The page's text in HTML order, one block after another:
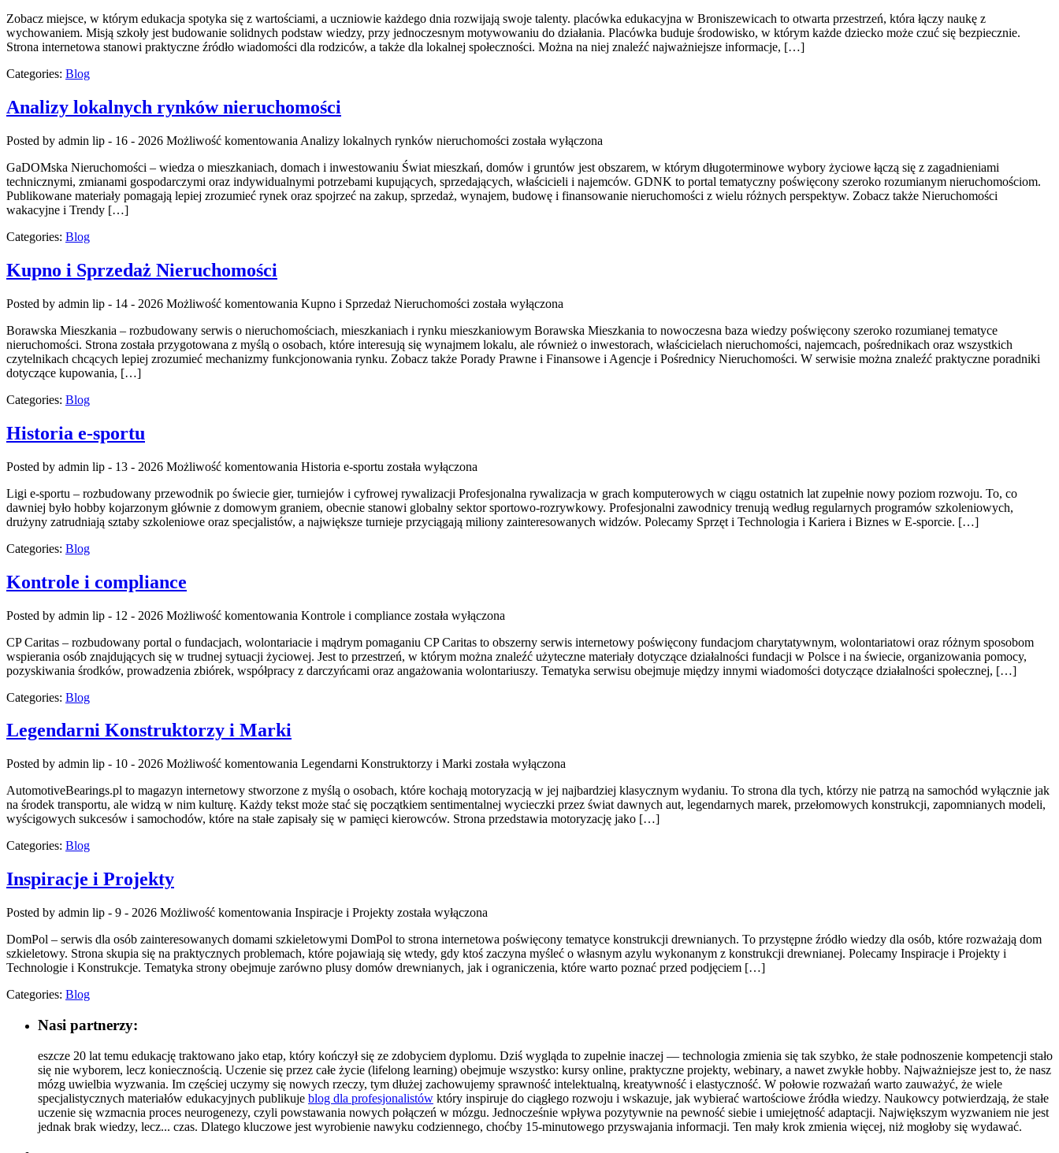
Zobacz miejsce, w którym edukacja spotyka się z wartościami, a uczniowie każdego dnia rozwijają swoje talenty. placówka edukacyjna w Broniszewicach to otwarta przestrzeń, która łączy naukę z
wychowaniem. Misją szkoły jest budowanie solidnych podstaw wiedzy, przy jednoczesnym motywowaniu do działania. Placówka buduje środowisko, w którym każde dziecko może czuć się bezpiecznie.
Strona internetowa stanowi praktyczne źródło wiadomości dla rodziców, a także dla lokalnej społeczności. Można na niej znaleźć najważniejsze informacje, […]
Categories: Blog
Analizy lokalnych rynków nieruchomości
Posted by admin lip - 16 - 2026 Możliwość komentowania Analizy lokalnych rynków nieruchomości została wyłączona
GaDOMska Nieruchomości – wiedza o mieszkaniach, domach i inwestowaniu Świat mieszkań, domów i gruntów jest obszarem, w którym długoterminowe wybory życiowe łączą się z zagadnieniami
technicznymi, zmianami gospodarczymi oraz indywidualnymi potrzebami kupujących, sprzedających, właścicieli i najemców. GDNK to portal tematyczny poświęcony szeroko rozumianym nieruchomościom.
Publikowane materiały pomagają lepiej zrozumieć rynek oraz spojrzeć na zakup, sprzedaż, wynajem, budowę i finansowanie nieruchomości z wielu różnych perspektyw. Zobacz także Nieruchomości
wakacyjne i Trendy […]
Categories: Blog
Kupno i Sprzedaż Nieruchomości
Posted by admin lip - 14 - 2026 Możliwość komentowania Kupno i Sprzedaż Nieruchomości została wyłączona
Borawska Mieszkania – rozbudowany serwis o nieruchomościach, mieszkaniach i rynku mieszkaniowym Borawska Mieszkania to nowoczesna baza wiedzy poświęcony szeroko rozumianej tematyce
nieruchomości. Strona została przygotowana z myślą o osobach, które interesują się wynajmem lokalu, ale również o inwestorach, właścicielach nieruchomości, najemcach, pośrednikach oraz wszystkich
czytelnikach chcących lepiej zrozumieć mechanizmy funkcjonowania rynku. Zobacz także Porady Prawne i Finansowe i Agencje i Pośrednicy Nieruchomości. W serwisie można znaleźć praktyczne poradniki
dotyczące kupowania, […]
Categories: Blog
Historia e-sportu
Posted by admin lip - 13 - 2026 Możliwość komentowania Historia e-sportu została wyłączona
Ligi e-sportu – rozbudowany przewodnik po świecie gier, turniejów i cyfrowej rywalizacji Profesjonalna rywalizacja w grach komputerowych w ciągu ostatnich lat zupełnie nowy poziom rozwoju. To, co
dawniej było hobby kojarzonym głównie z domowym graniem, obecnie stanowi globalny sektor sportowo-rozrywkowy. Profesjonalni zawodnicy trenują według regularnych programów szkoleniowych,
drużyny zatrudniają sztaby szkoleniowe oraz specjalistów, a największe turnieje przyciągają miliony zainteresowanych widzów. Polecamy Sprzęt i Technologia i Kariera i Biznes w E-sporcie. […]
Categories: Blog
Kontrole i compliance
Posted by admin lip - 12 - 2026 Możliwość komentowania Kontrole i compliance została wyłączona
CP Caritas – rozbudowany portal o fundacjach, wolontariacie i mądrym pomaganiu CP Caritas to obszerny serwis internetowy poświęcony fundacjom charytatywnym, wolontariatowi oraz różnym sposobom
wspierania osób znajdujących się w trudnej sytuacji życiowej. Jest to przestrzeń, w którym można znaleźć użyteczne materiały dotyczące działalności fundacji w Polsce i na świecie, organizowania pomocy,
pozyskiwania środków, prowadzenia zbiórek, współpracy z darczyńcami oraz angażowania wolontariuszy. Tematyka serwisu obejmuje między innymi wiadomości dotyczące działalności społecznej, […]
Categories: Blog
Legendarni Konstruktorzy i Marki
Posted by admin lip - 10 - 2026 Możliwość komentowania Legendarni Konstruktorzy i Marki została wyłączona
AutomotiveBearings.pl to magazyn internetowy stworzone z myślą o osobach, które kochają motoryzacją w jej najbardziej klasycznym wydaniu. To strona dla tych, którzy nie patrzą na samochód wyłącznie jak
na środek transportu, ale widzą w nim kulturę. Każdy tekst może stać się początkiem sentimentalnej wycieczki przez świat dawnych aut, legendarnych marek, przełomowych konstrukcji, zapomnianych modeli,
wyścigowych sukcesów i samochodów, które na stałe zapisały się w pamięci kierowców. Strona przedstawia motoryzację jako […]
Categories: Blog
Inspiracje i Projekty
Posted by admin lip - 9 - 2026 Możliwość komentowania Inspiracje i Projekty została wyłączona
DomPol – serwis dla osób zainteresowanych domami szkieletowymi DomPol to strona internetowa poświęcony tematyce konstrukcji drewnianych. To przystępne źródło wiedzy dla osób, które rozważają dom
szkieletowy. Strona skupia się na praktycznych problemach, które pojawiają się wtedy, gdy ktoś zaczyna myśleć o własnym azylu wykonanym z konstrukcji drewnianej. Polecamy Inspiracje i Projekty i
Technologie i Konstrukcje. Tematyka strony obejmuje zarówno plusy domów drewnianych, jak i ograniczenia, które warto poznać przed podjęciem […]
Categories: Blog
Nasi partnerzy:
eszcze 20 lat temu edukację traktowano jako etap, który kończył się ze zdobyciem dyplomu. Dziś wygląda to zupełnie inaczej — technologia zmienia się tak szybko, że stałe podnoszenie kompetencji stało
się nie wyborem, lecz koniecznością. Uczenie się przez całe życie (lifelong learning) obejmuje wszystko: kursy online, praktyczne projekty, webinary, a nawet zwykłe hobby. Najważniejsze jest to, że nasz
mózg uwielbia wyzwania. Im częściej uczymy się nowych rzeczy, tym dłużej zachowujemy sprawność intelektualną, kreatywność i elastyczność. W połowie rozważań warto zauważyć, że wiele
specjalistycznych materiałów edukacyjnych publikuje blog dla profesjonalistów który inspiruje do ciągłego rozwoju i wskazuje, jak wybierać wartościowe źródła wiedzy. Naukowcy potwierdzają, że stałe
uczenie się wzmacnia proces neurogenezy, czyli powstawania nowych połączeń w mózgu. Jednocześnie wpływa pozytywnie na pewność siebie i umiejętność adaptacji. Największym wyzwaniem nie jest
jednak brak wiedzy, lecz... czas. Dlatego kluczowe jest wyrobienie nawyku codziennego, choćby 15-minutowego przyswajania informacji. Ten mały krok zmienia więcej, niż mogłoby się wydawać.